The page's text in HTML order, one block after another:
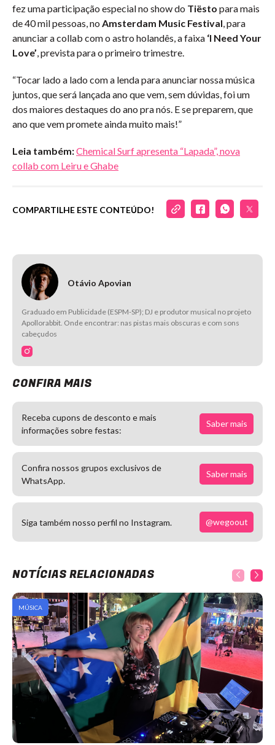
fez uma participação especial no show do Tiësto para mais
de 40 mil pessoas, no Amsterdam Music Festival, para
anunciar a collab com o astro holandês, a faixa ‘I Need Your
Love’, prevista para o primeiro trimestre.
“Tocar lado a lado com a lenda para anunciar nossa música
juntos, que será lançada ano que vem, sem dúvidas, foi um
dos maiores destaques do ano pra nós. E se preparem, que
ano que vem promete ainda muito mais!”
Leia também:Chemical Surf apresenta “Lapada”, nova
collab com Leiru e Ghabe
COMPARTILHE ESTE CONTEÚDO!
Otávio Apovian
Graduado em Publicidade (ESPM-SP); DJ e produtor musical no projeto
Apollorabbit. Onde encontrar: nas pistas mais obscuras e com sons
cabeçudos
CONFIRA MAIS
Receba cupons de desconto e mais
informações sobre festas:
Saber mais
Confira nossos grupos exclusivos de
WhatsApp.
Saber mais
Siga também nosso perfil no Instagram. @wegoout
NOTÍCIAS RELACIONADAS
MÚSICA